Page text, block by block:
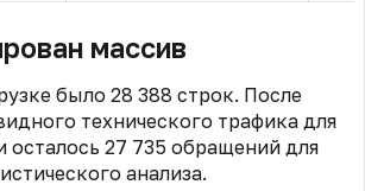
массив
было 28 388 строк. После
технического трафика для
осталось 27 735 обращений для
анализа.